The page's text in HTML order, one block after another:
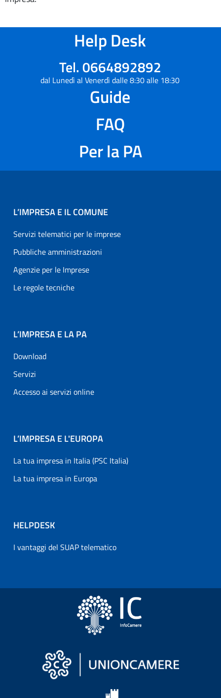
Help Desk
Tel. 0664892892
dal Lunedì al Venerdì dalle 8:30 alle 18:30
Guide
FAQ
Per la PA
L’IMPRESA E IL COMUNE
Servizi telematici per le imprese
Pubbliche amministrazioni
Agenzie per le Imprese
Le regole tecniche
L’IMPRESA E LA PA
Download
Servizi
Accesso ai servizi online
L’IMPRESA E L'EUROPA
La tua impresa in Italia (PSC Italia)
La tua impresa in Europa
HELPDESK
I vantaggi del SUAP telematico